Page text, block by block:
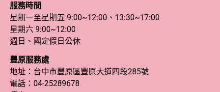
服務時間
星期一至星期五 9:00~12:00、13:30~17:00
星期六 9:00~12:00
週日、國定假日公休
豐原服務處
地址：台中市豐原區豐原大道四段285號
電話： 04-25289678